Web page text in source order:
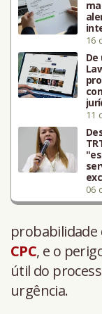
16
De
11
06
probabilidade
CPC, e o
útil do
urgência.